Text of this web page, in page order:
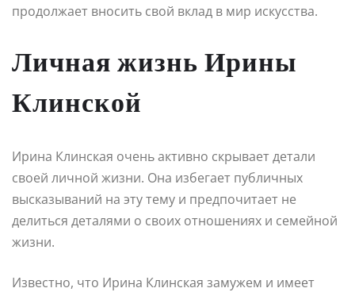
продолжает вносить свой вклад в мир искусства.
Личная жизнь Ирины
Клинской
Ирина Клинская очень активно скрывает детали
своей личной жизни. Она избегает публичных
высказываний на эту тему и предпочитает не
делиться деталями о своих отношениях и семейной
жизни.
Известно, что Ирина Клинская замужем и имеет